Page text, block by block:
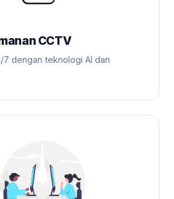
CCTV
7 dengan teknologi AI dan